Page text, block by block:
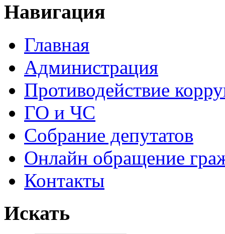
Навигация
Главная
Администрация
Противодействие
ГО и ЧС
Собрание депутатов
Онлайн обращение
Контакты
Искать